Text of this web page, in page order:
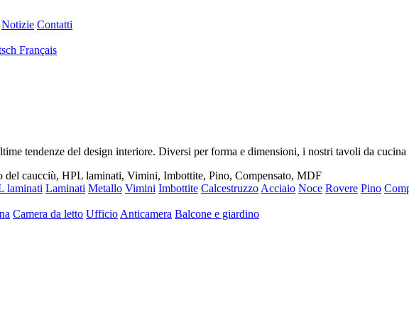
Notizie Contatti
Français
tendenze del design interiore. Diversi per forma e dimensioni, i nostri tavoli da
del caucciù, HPL laminati, Vimini, Imbottite, Pino, Compensato, MDF
laminati Laminati Metallo Vimini Imbottite CalcestruzzoAcciaio Noce Rovere Pino
Camera da letto UfficioAnticamera Balcone e giardino